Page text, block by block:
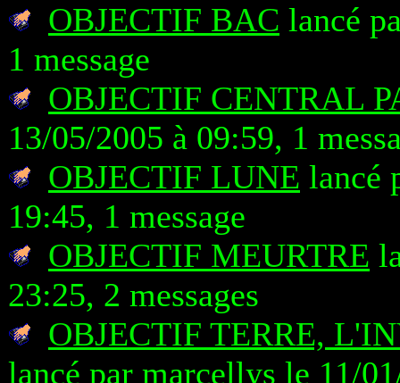
OBJECTIF BAC lancé
1 message
OBJECTIF CENTRAL
13/05/2005 à 09:59, 1
OBJECTIF LUNE lancé
19:45, 1 message
OBJECTIF MEURTRE
23:25, 2 messages
OBJECTIF TERRE,
lancé par marcellys le 11/